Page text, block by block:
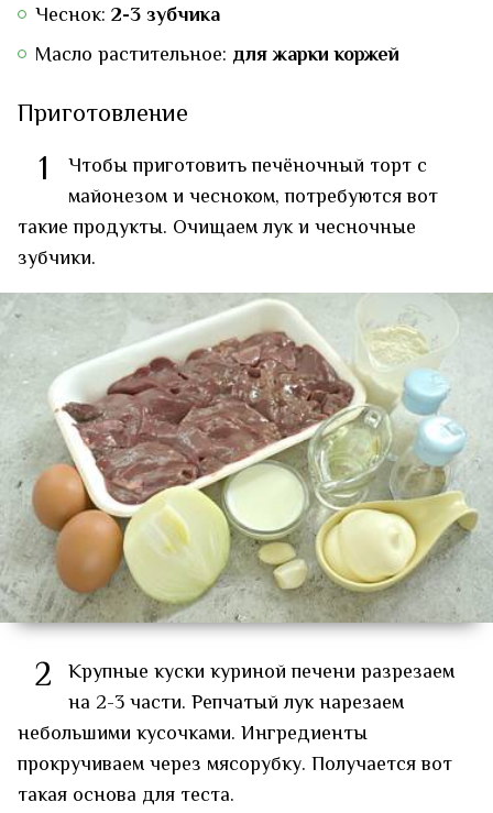
Чеснок: 2-3 зубчика
Масло растительное: для жарки коржей
Приготовление
1
Чтобы приготовить печёночный торт с
майонезом и чесноком, потребуются вот
такие продукты. Очищаем лук и чесночные
зубчики.
2 Крупные куски куриной печени разрезаем
на 2-3 части. Репчатый лук нарезаем
небольшими кусочками. Ингредиенты
прокручиваем через мясорубку. Получается вот
такая основа для теста.